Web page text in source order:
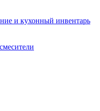
и кухонный инвентарь